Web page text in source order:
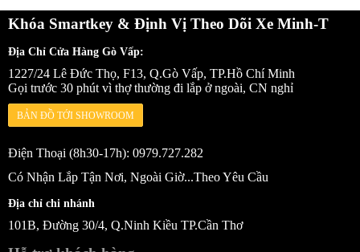
Khóa Smartkey & Định Vị Theo Dõi Xe Minh-T
Địa Chỉ Cửa Hàng Gò Vấp:
1227/24 Lê Đức Thọ, F13, Q.Gò Vấp, TP.Hồ Chí Minh
Gọi trước 30 phút vì thợ thường đi lắp ở ngoài, CN nghỉ
BẢN ĐỒ TỚI SHOWROOM
Điện Thoại (8h30-17h): 0979.727.282
Có Nhận Lắp Tận Nơi, Ngoài Giờ...Theo Yêu Cầu
Địa chỉ chi nhánh
101B, Đường 30/4, Q.Ninh Kiều TP.Cần Thơ